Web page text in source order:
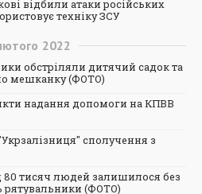
відбили атаки російських
техніку ЗСУ
2022
обстріляли дитячий садок та
мешканку (ФОТО)
надання допомоги на КПВВ
сполучення з
80 тисяч людей залишилося без
рятувальники (ФОТО)